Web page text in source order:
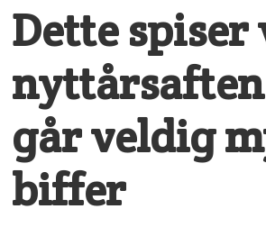
Dette spiser
går veldig
biffer